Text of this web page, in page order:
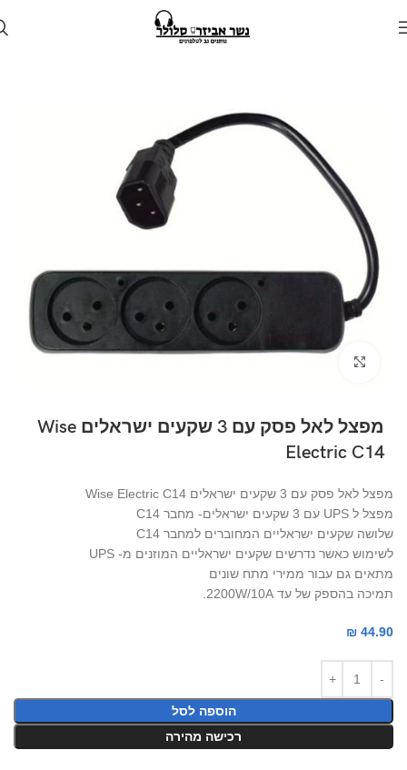
מפצל לאל פסק עם 3 שקעים ישראלים Wise
Electric C14
מפצל לאל פסק עם 3 שקעים ישראלים Wise Electric C14
מפצל ל UPS עם 3 שקעים ישראלים- מחבר C14
שלושה שקעים ישראליים המחוברים למחבר C14
לשימוש כאשר נדרשים שקעים ישראליים המוזנים מ- UPS
מתאים גם עבור ממירי מתח שונים
תמיכה בהספק של עד 2200W/10A.
₪ 44.90
הוספה לסל
רכישה מהירה